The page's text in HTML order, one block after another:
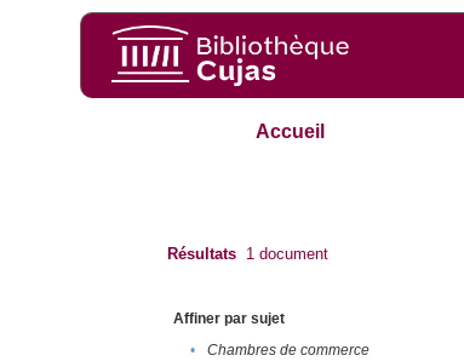
Accueil
Résultats 1 document
Affiner par sujet
•
Chambres de commerce